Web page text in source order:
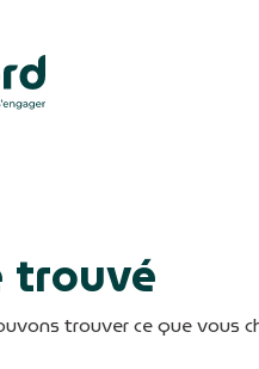
trouvé
trouver ce que vous